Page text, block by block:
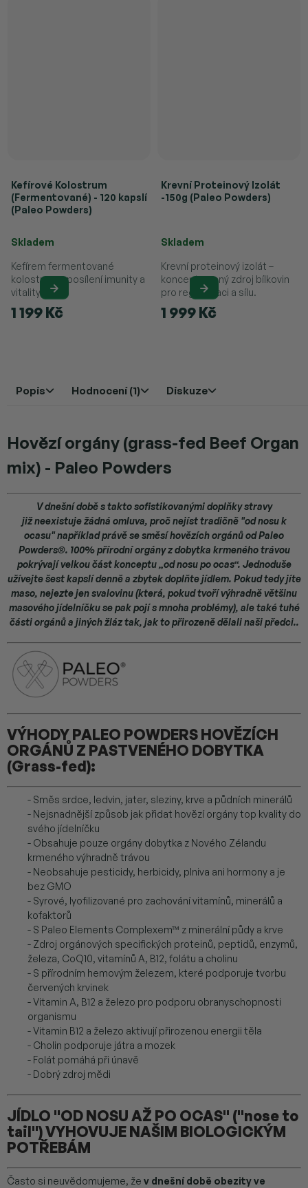
Kefírové Kolostrum
(Fermentované) - 120 kapslí
(Paleo Powders)
Skladem
1 199 Kč
Kefírem fermentované
kolostrum – posílení imunity a
vitality.
Krevní Proteinový Izolát
-150g (Paleo Powders)
Skladem
1 999 Kč
Krevní proteinový izolát –
koncentrovaný zdroj bílkovin
pro regeneraci a sílu.
Popis Hodnocení (1) Diskuze
Hovězí orgány (grass-fed Beef Organ
mix) - Paleo Powders
V dnešní době s takto sofistikovanými doplňky stravy
již neexistuje žádná omluva, proč nejíst tradičně "od nosu k
ocasu" například právě se směsí hovězích orgánů od Paleo
Powders®. 100% přírodní orgány z dobytka krmeného trávou
pokrývají velkou část konceptu „od nosu po ocas“. Jednoduše
užívejte šest kapslí denně a zbytek doplňte jídlem. Pokud tedy jíte
maso, nejezte jen svalovinu (která, pokud tvoří výhradně většinu
masového jídelníčku se pak pojí s mnoha problémy), ale také tuhé
části orgánů a jiných žláz tak, jak to přirozeně dělali naši předci..
VÝHODY PALEO POWDERS HOVĚZÍCH
ORGÁNŮ Z PASTVENÉHO DOBYTKA
(Grass-fed):
- Směs srdce, ledvin, jater, sleziny, krve a půdních minerálů
- Nejsnadnější způsob jak přidat hovězí orgány top kvality do
svého jídelníčku
- Obsahuje pouze orgány dobytka z Nového Zélandu
krmeného výhradně trávou
- Neobsahuje pesticidy, herbicidy, plniva ani hormony a je
bez GMO
- Syrové, lyofilizované pro zachování vitamínů, minerálů a
kofaktorů
- S Paleo Elements Complexem™ z minerální půdy a krve
- Zdroj orgánových specifických proteinů, peptidů, enzymů,
železa, CoQ10, vitamínů A, B12, folátu a cholinu
- S přírodním hemovým železem, které podporuje tvorbu
červených krvinek
- Vitamin A, B12 a železo pro podporu obranyschopnosti
organismu
- Vitamin B12 a železo aktivují přirozenou energii těla
- Cholin podporuje játra a mozek
- Folát pomáhá při únavě
- Dobrý zdroj mědi
JÍDLO "OD NOSU AŽ PO OCAS" ("nose to
tail") VYHOVUJE NAŠIM BIOLOGICKÝM
POTŘEBÁM
Často si neuvědomujeme, že v dnešní době obezity ve